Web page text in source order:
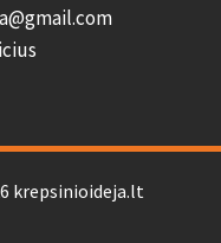
krepsinioideja.lt